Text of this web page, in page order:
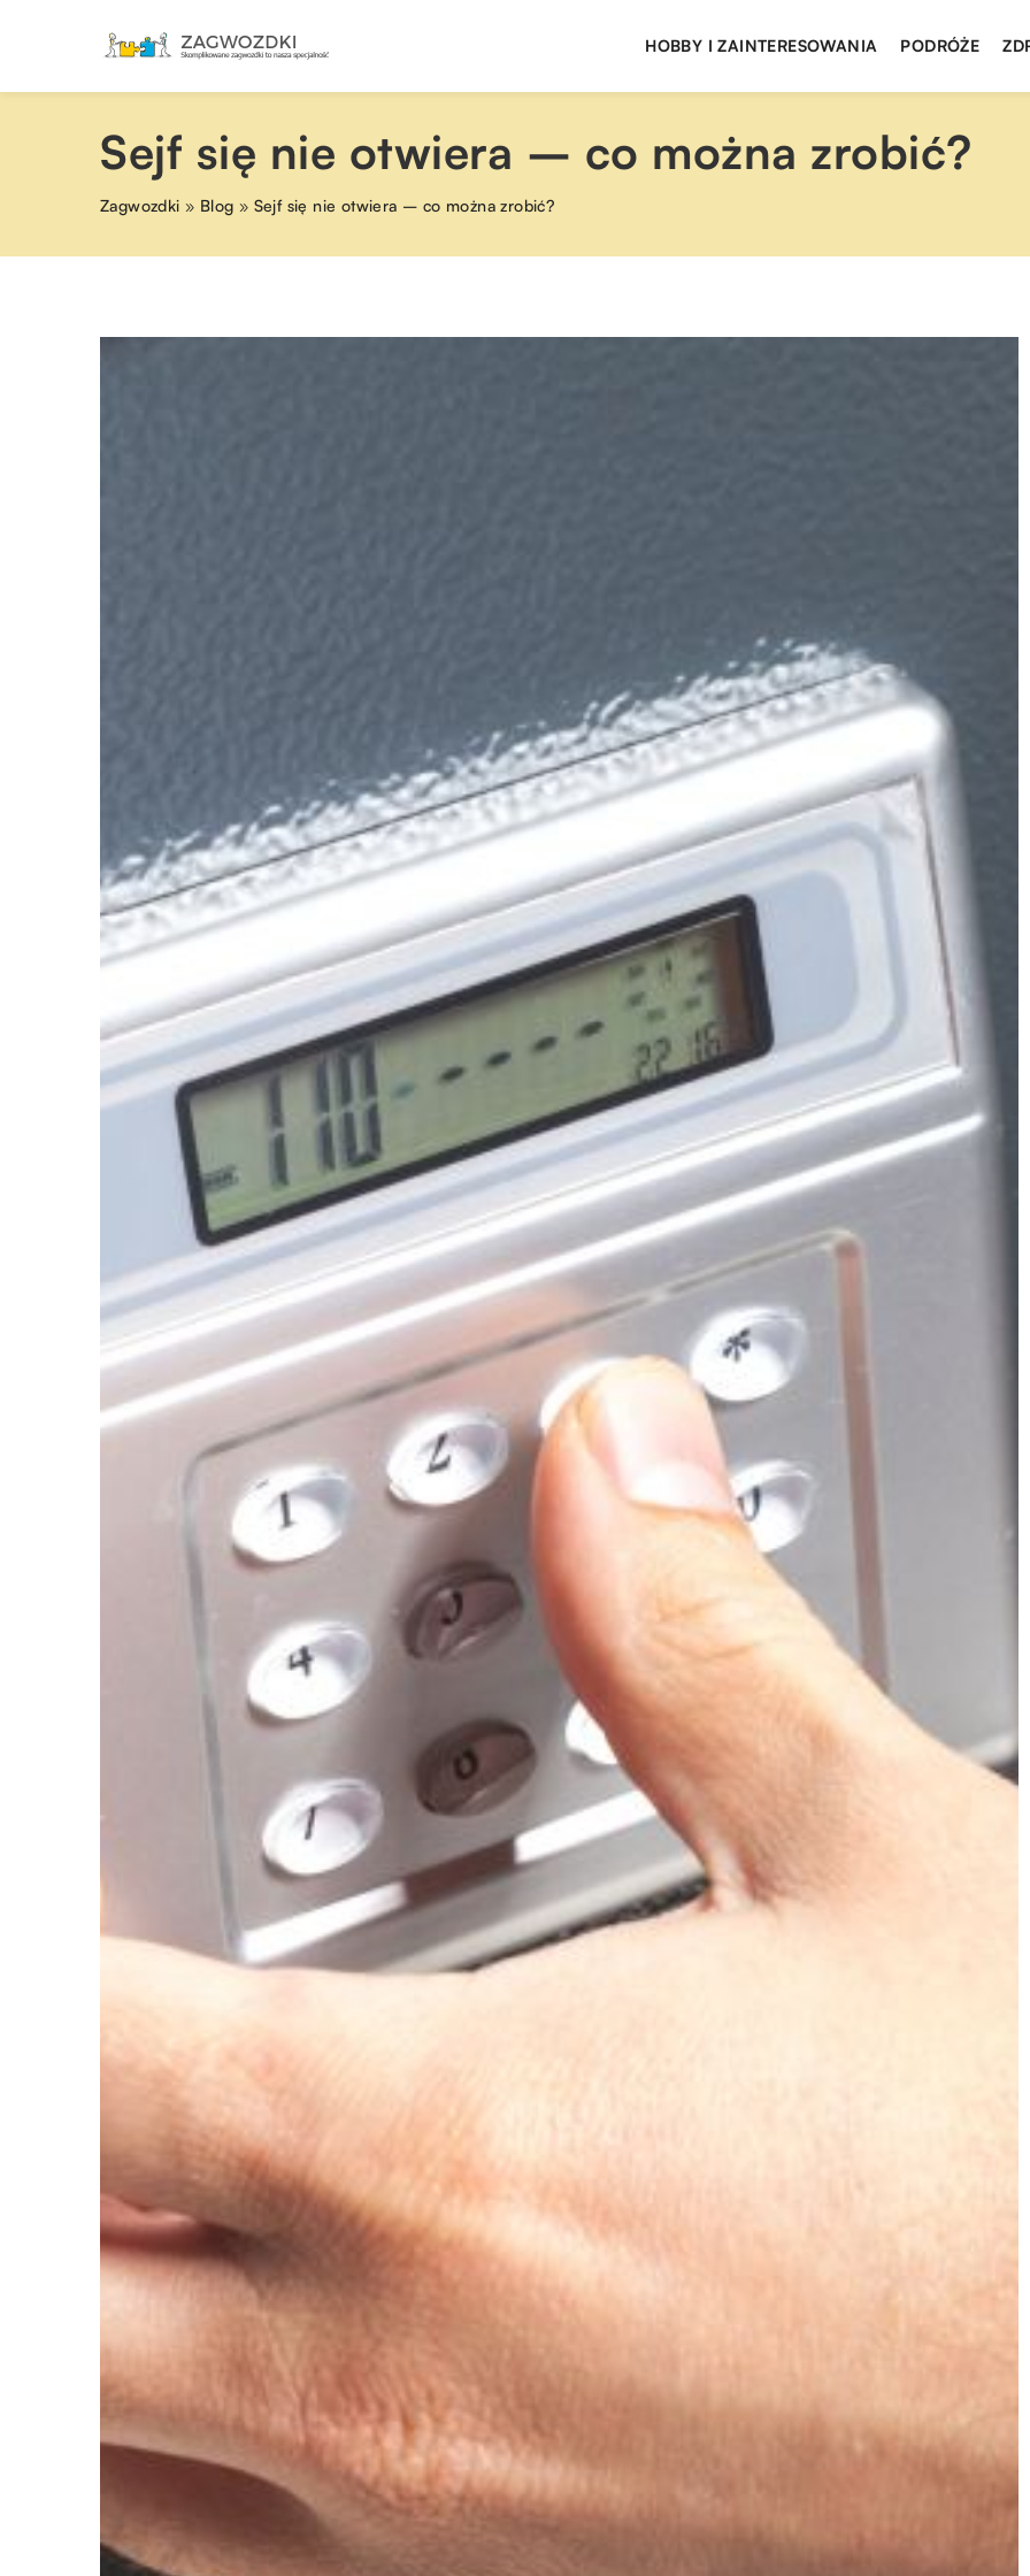
HOBBY I ZAINTERESOWANIA PODRÓŻE
Sejf się nie otwiera – co można zrobić?
Zagwozdki » Blog » Sejf się nie otwiera – co można zrobić?